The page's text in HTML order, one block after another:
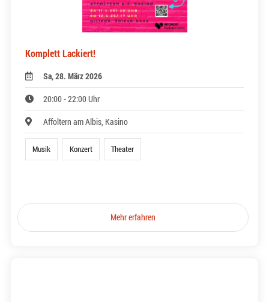
Komplett Lackiert!
Sa, 28. März 2026
20:00 - 22:00 Uhr
Affoltern am Albis, Kasino
Musik Konzert Theater
Mehr erfahren